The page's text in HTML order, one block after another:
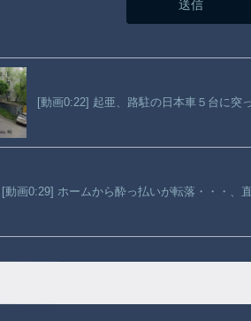
[動画0:22] 起亜、路駐の日本車５台に突
[動画0:29] ホームから酔っ払いが転落・・・、